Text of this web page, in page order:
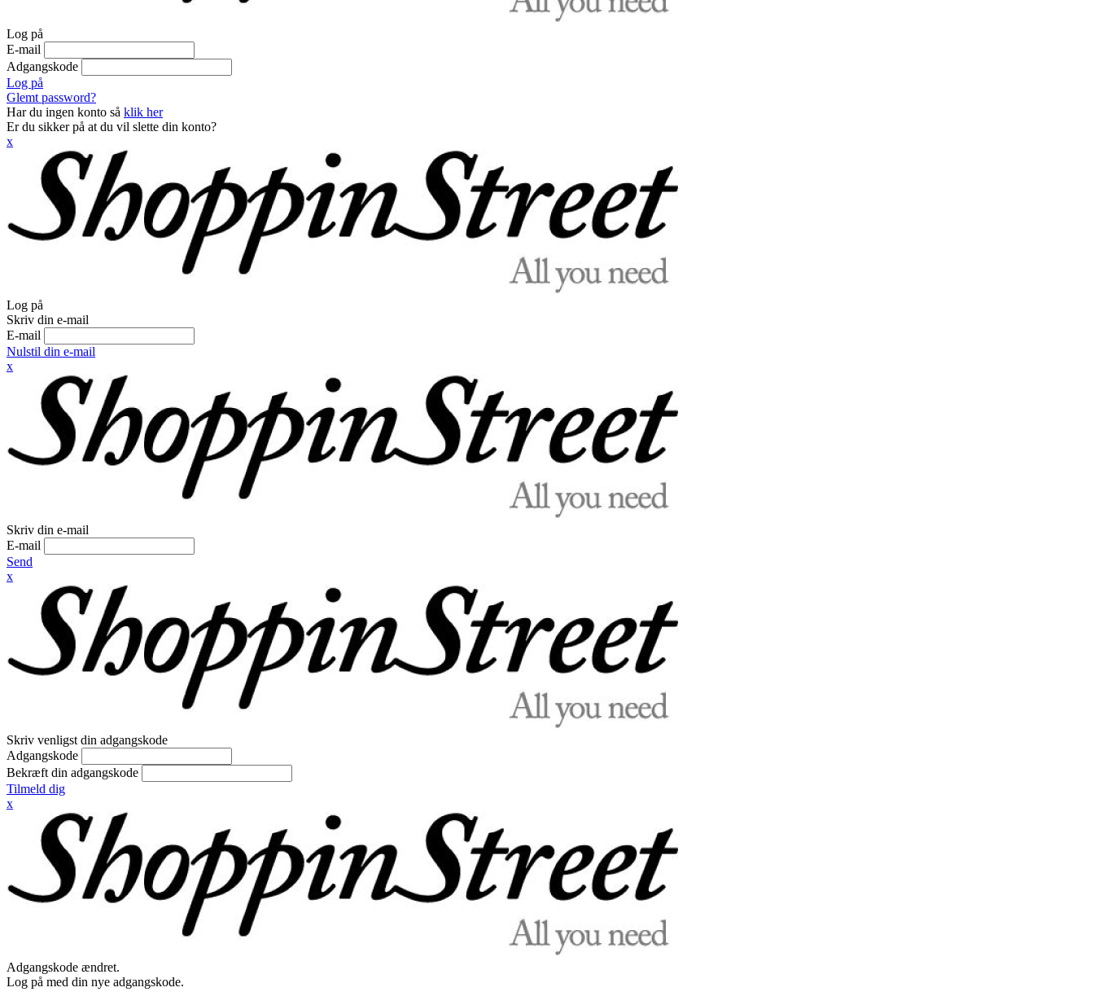
Log på
E-mail
Adgangskode
Log på
Glemt password?
Har du ingen konto så klik her
Er du sikker på at du vil slette din konto?
x
Log på
Skriv din e-mail
E-mail
Nulstil din e-mail
x
Skriv din e-mail
E-mail
Send
x
Skriv venligst din adgangskode
Adgangskode
Bekræft din adgangskode
Tilmeld dig
x
Adgangskode ændret.
Log på med din nye adgangskode.